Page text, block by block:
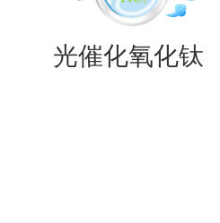
光催化氧化钛